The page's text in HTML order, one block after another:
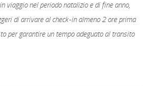
viaggio nel periodo natalizio e di fine anno,
di arrivare al check-in almeno 2 ore prima
per garantire un tempo adeguato al transito